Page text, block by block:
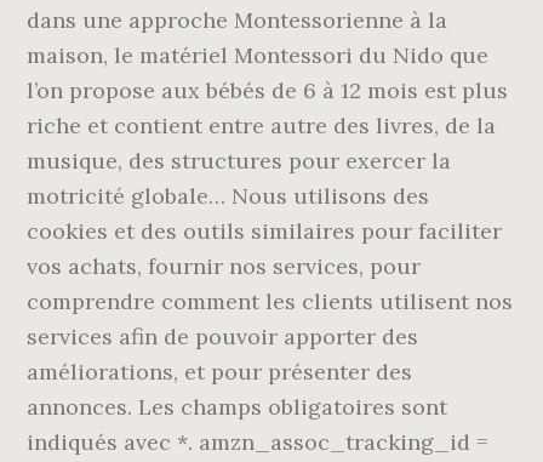
dans une approche Montessorienne à la
maison, le matériel Montessori du Nido que
l’on propose aux bébés de 6 à 12 mois est plus
riche et contient entre autre des livres, de la
musique, des structures pour exercer la
motricité globale… Nous utilisons des
cookies et des outils similaires pour faciliter
vos achats, fournir nos services, pour
comprendre comment les clients utilisent nos
services afin de pouvoir apporter des
améliorations, et pour présenter des
annonces. Les champs obligatoires sont
indiqués avec *. amzn_assoc_tracking_id =